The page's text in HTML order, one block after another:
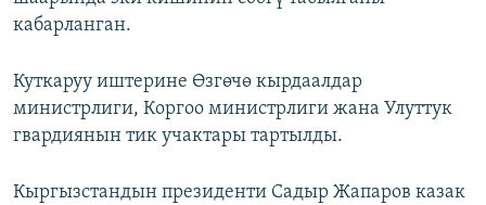
кабарланган.
Куткаруу иштерине Өзгөчө кырдаалдар
министрлиги, Коргоо министрлиги жана Улуттук
гвардиянын тик учактары тартылды.
Кыргызстандын президенти Садыр Жапаров казак